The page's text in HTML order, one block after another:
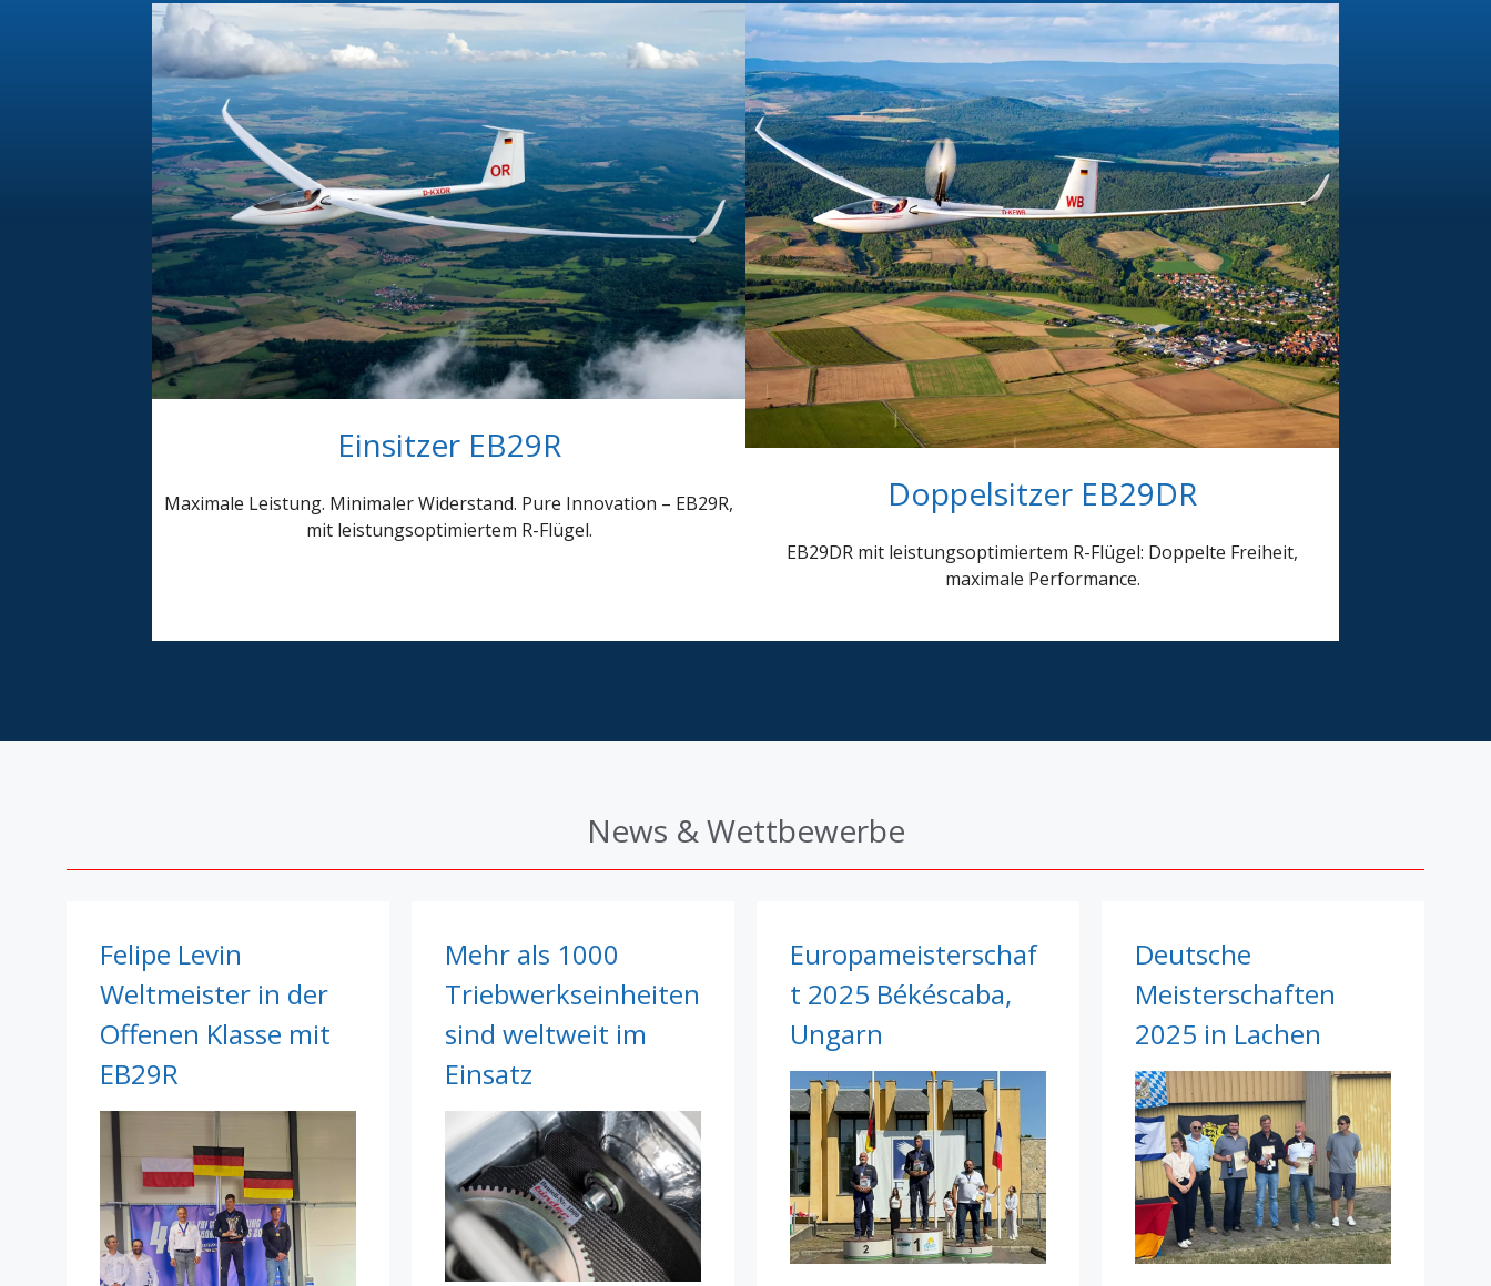
Einsitzer EB29R
Maximale Leistung. Minimaler Widerstand. Pure Innovation – EB29R,
mit leistungsoptimiertem R-Flügel.
Doppelsitzer EB29DR
EB29DR mit leistungsoptimiertem R-Flügel: Doppelte Freiheit,
maximale Performance.
News & Wettbewerbe
Felipe Levin
Weltmeister in der
Offenen Klasse mit
EB29R
Mehr als 1000
Triebwerkseinheiten
sind weltweit im
Einsatz
Europameisterschaf
t 2025 Békéscaba,
Ungarn
Deutsche
Meisterschaften
2025 in Lachen